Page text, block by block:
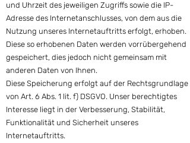
und Uhrzeit des jeweiligen Zugriffs sowie die IP-
Adresse des Internetanschlusses, von dem aus die
Nutzung unseres Internetauftritts erfolgt, erhoben.
Diese so erhobenen Daten werden vorrübergehend
gespeichert, dies jedoch nicht gemeinsam mit
anderen Daten von Ihnen.
Diese Speicherung erfolgt auf der Rechtsgrundlage
von Art. 6 Abs. 1 lit. f) DSGVO. Unser berechtigtes
Interesse liegt in der Verbesserung, Stabilität,
Funktionalität und Sicherheit unseres
Internetauftritts.